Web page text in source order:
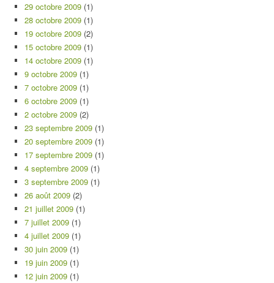
29 octobre 2009 (1)
28 octobre 2009 (1)
19 octobre 2009 (2)
15 octobre 2009 (1)
14 octobre 2009 (1)
9 octobre 2009 (1)
7 octobre 2009 (1)
6 octobre 2009 (1)
2 octobre 2009 (2)
23 septembre 2009 (1)
20 septembre 2009 (1)
17 septembre 2009 (1)
4 septembre 2009 (1)
3 septembre 2009 (1)
26 août 2009 (2)
21 juillet 2009 (1)
7 juillet 2009 (1)
4 juillet 2009 (1)
30 juin 2009 (1)
19 juin 2009 (1)
12 juin 2009 (1)